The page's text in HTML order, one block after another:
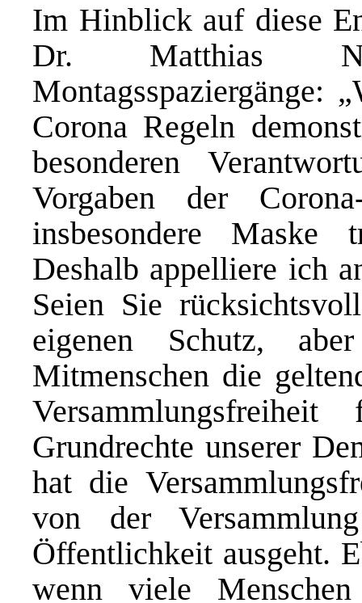
Im Hinblick auf diese
Dr. Matthias
Montagsspaziergänge:
Corona Regeln
besonderen
Vorgaben der
insbesondere Maske
Deshalb appelliere ich
Seien Sie
eigenen Schutz,
Mitmenschen die
Grundrechte unserer
hat die
von der
Öffentlichkeit ausgeht.
wenn viele